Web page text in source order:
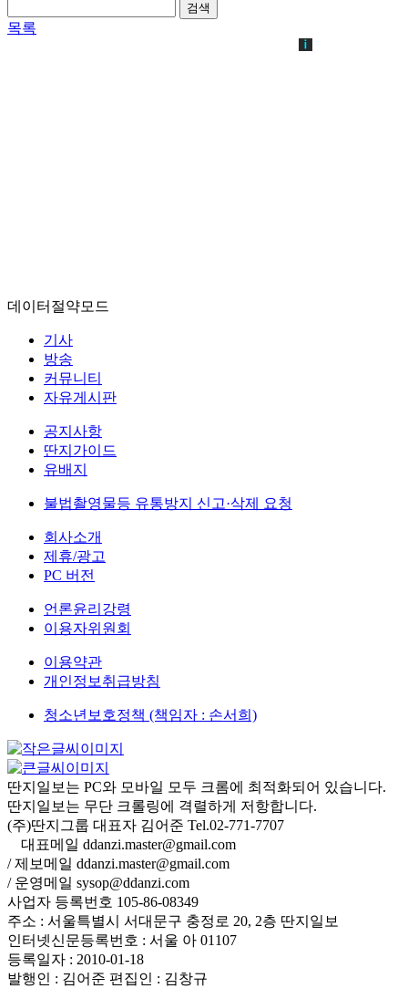
검색
목록
데이터절약모드
기사
방송
커뮤니티
자유게시판
공지사항
딴지가이드
유배지
불법촬영물등 유통방지 신고·삭제 요청
회사소개
제휴/광고
PC 버전
언론윤리강령
이용자위원회
이용약관
개인정보취급방침
청소년보호정책 (책임자 : 손서희)
딴지일보는 PC와 모바일 모두 크롬에 최적화되어 있습니다.
딴지일보는 무단 크롤링에 격렬하게 저항합니다.
(주)딴지그룹 대표자 김어준 Tel.02-771-7707
대표메일 ddanzi.master@gmail.com
/ 제보메일 ddanzi.master@gmail.com
/ 운영메일 sysop@ddanzi.com
사업자 등록번호 105-86-08349
주소 : 서울특별시 서대문구 충정로 20, 2층 딴지일보
인터넷신문등록번호 : 서울 아 01107
등록일자 : 2010-01-18
발행인 : 김어준 편집인 : 김창규